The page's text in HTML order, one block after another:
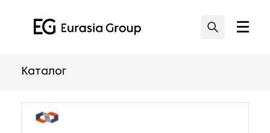
Каталог